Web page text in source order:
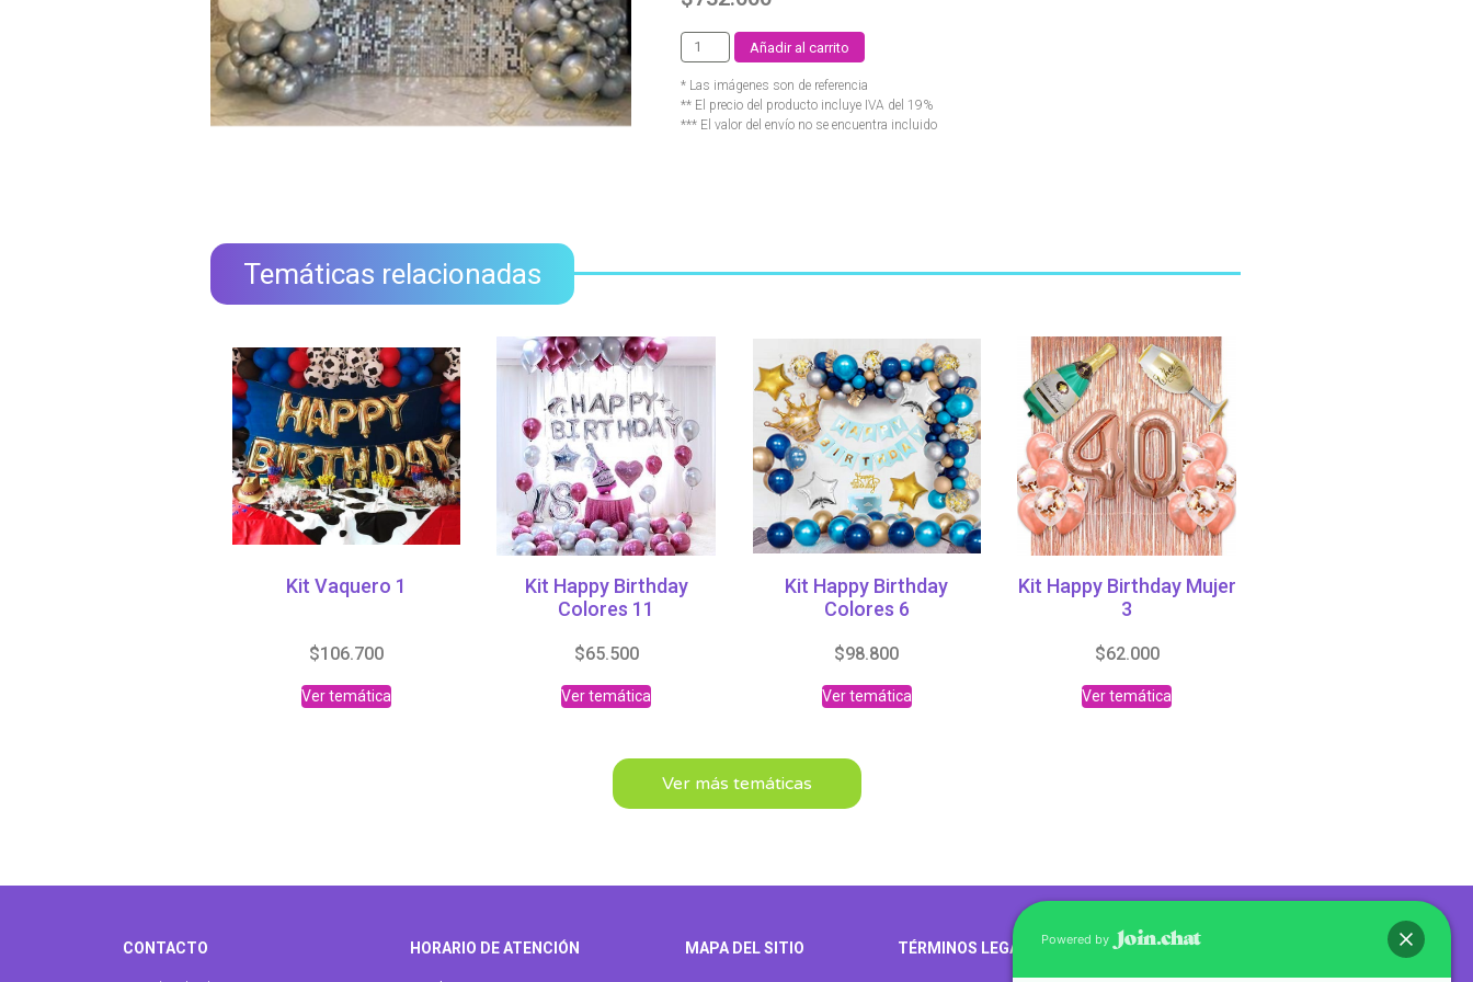
Añadir al carrito
* Las imágenes son de referencia
** El precio del producto incluye IVA del 19%
*** El valor del envío no se encuentra incluido
Kit Vaquero 1
$106.700
Ver temática
Kit Happy Birthday
Colores 11
$65.500
Ver temática
Kit Happy Birthday
Colores 6
$98.800
Ver temática
Kit Happy Birthday Mujer
3
$62.000
Ver temática
Temáticas relacionadas
Ver más temáticas
CONTACTO HORARIO DE ATENCIÓN MAPA DEL SITIO TÉRMINOS LEGALES
Abrir chat
Powered by